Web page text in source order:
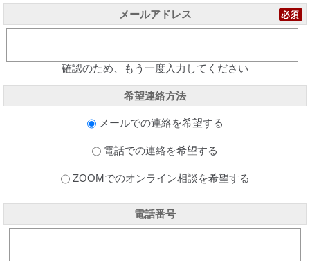
メールアドレス
確認のため、もう一度入力してください
希望連絡方法
メールでの連絡を希望する
電話での連絡を希望する
ZOOMでのオンライン相談を希望する
電話番号